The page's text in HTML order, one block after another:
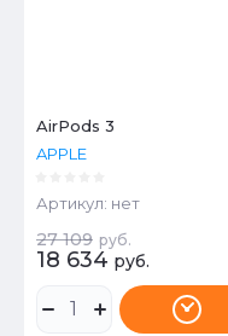
AirPods 3
APPLE
Артикул: нет
27 109 руб.
18 634 руб.